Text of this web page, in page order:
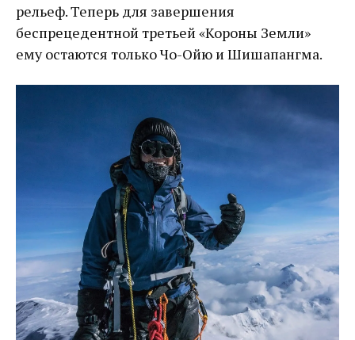
рельеф. Теперь для завершения
беспрецедентной третьей «Короны Земли»
ему остаются только Чо-Ойю и Шишапангма.